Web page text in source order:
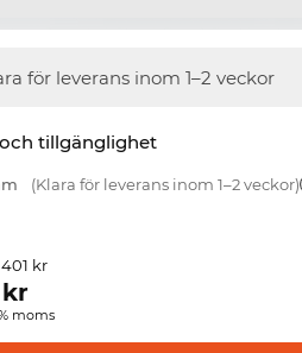
för leverans inom 1–2 veckor
tillgänglighet
(Klara för leverans inom 1–2 veckor)
401 kr
kr
moms